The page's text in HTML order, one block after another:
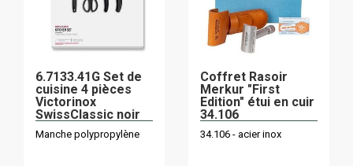
6.7133.41G Set de
cuisine 4 pièces
Victorinox
SwissClassic noir
Manche polypropylène
Coffret Rasoir
Merkur "First
Edition" étui en cuir
34.106
34.106 - acier inox